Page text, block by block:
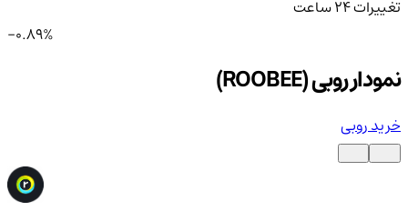
تغییرات ۲۴ ساعت
-0.89%
نمودار روبی (ROOBEE)
خرید روبی